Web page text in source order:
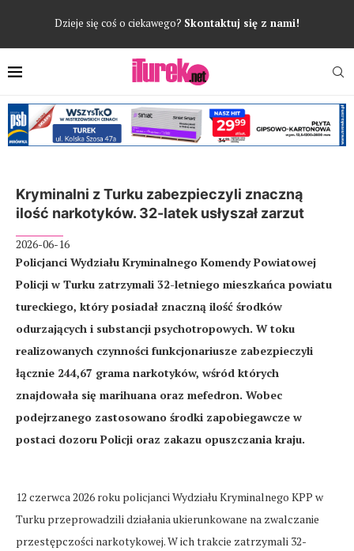
Dzieje się coś o ciekawego? Skontaktuj się z nami!
Kryminalni z Turku zabezpieczyli znaczną
ilość narkotyków. 32-latek usłyszał zarzut
2026-06-16
Policjanci Wydziału Kryminalnego Komendy Powiatowej
Policji w Turku zatrzymali 32-letniego mieszkańca powiatu
tureckiego, który posiadał znaczną ilość środków
odurzających i substancji psychotropowych. W toku
realizowanych czynności funkcjonariusze zabezpieczyli
łącznie 244,67 grama narkotyków, wśród których
znajdowała się marihuana oraz mefedron. Wobec
podejrzanego zastosowano środki zapobiegawcze w
postaci dozoru Policji oraz zakazu opuszczania kraju.
12 czerwca 2026 roku policjanci Wydziału Kryminalnego KPP w
Turku przeprowadzili działania ukierunkowane na zwalczanie
przestępczości narkotykowej. W ich trakcie zatrzymali 32-